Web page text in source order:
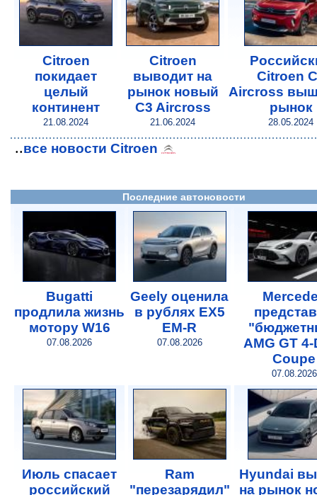
Citroen
покидает
целый
континент
21.08.2024
Citroen
выводит на
рынок новый
C3 Aircross
21.06.2024
Citroen
Aircross
рынок
28.05.2024
..все новости Citroen
Последние автоновости
Bugatti
продлила жизнь
мотору W16
07.08.2026
Geely оценила
в рублях EX5
EM-R
07.08.2026
AMG GT
Coupe
07.08.2026
Июль спасает
российский
Ram
"перезарядил"
Hyundai
на рынок